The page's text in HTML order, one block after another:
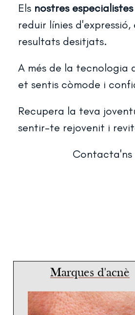
Els nostres especialistes
reduir línies
resultats desitjats.
A més de la tecnologia
et sentis còmode i
Recupera la teva
sentir-te rejovenit i
Contacta'ns
Marques d'acnè